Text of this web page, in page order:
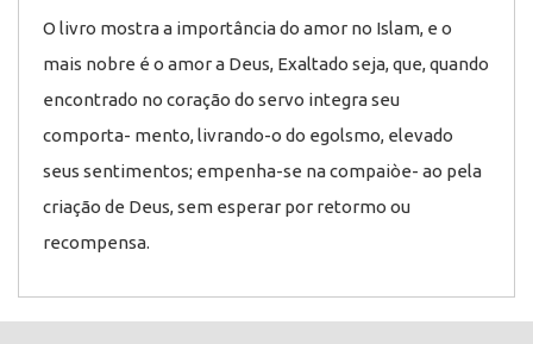
O livro mostra a importância do amor no Islam, e o
mais nobre é o amor a Deus, Exaltado seja, que, quando
encontrado no coração do servo integra seu
comporta- mento, livrando-o do egolsmo, elevado
seus sentimentos; empenha-se na compaiòe- ao pela
criação de Deus, sem esperar por retormo ou
recompensa.